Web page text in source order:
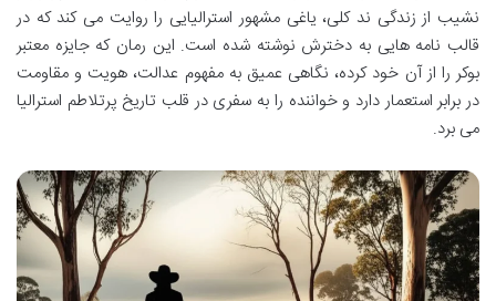
نشیب از زندگی ند کلی، یاغی مشهور استرالیایی را روایت می کند که در
قالب نامه هایی به دخترش نوشته شده است. این رمان که جایزه معتبر
بوکر را از آن خود کرده، نگاهی عمیق به مفهوم عدالت، هویت و مقاومت
در برابر استعمار دارد و خواننده را به سفری در قلب تاریخ پرتلاطم استرالیا
می برد.